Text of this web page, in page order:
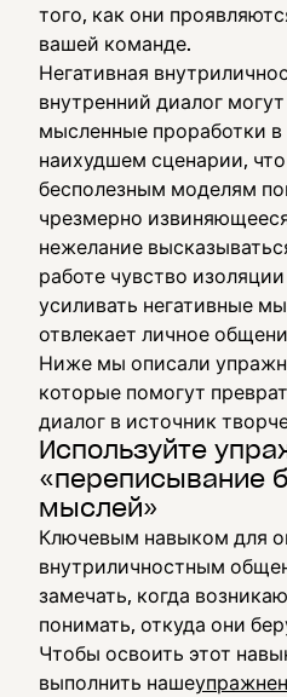
того, как они
вашей команде.
Негативная
внутренний диалог
мысленные проработки
наихудшем сценарии,
бесполезным моделям
чрезмерно
нежелание
работе чувство
усиливать негативные
отвлекает личное
Ниже мы описали
которые помогут
диалог в источник
Используйте
«переписывание
мыслей»
Ключевым навыком для
внутриличностным
замечать, когда
понимать, откуда они
Чтобы освоить этот
выполнить наше